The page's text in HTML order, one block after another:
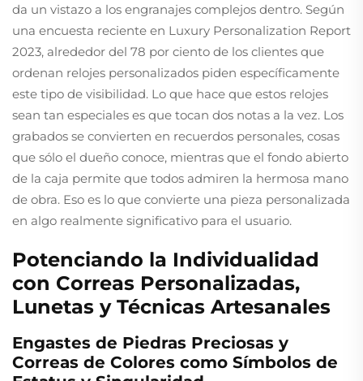
da un vistazo a los engranajes complejos dentro. Según
una encuesta reciente en Luxury Personalization Report
2023, alrededor del 78 por ciento de los clientes que
ordenan relojes personalizados piden específicamente
este tipo de visibilidad. Lo que hace que estos relojes
sean tan especiales es que tocan dos notas a la vez. Los
grabados se convierten en recuerdos personales, cosas
que sólo el dueño conoce, mientras que el fondo abierto
de la caja permite que todos admiren la hermosa mano
de obra. Eso es lo que convierte una pieza personalizada
en algo realmente significativo para el usuario.
Potenciando la Individualidad
con Correas Personalizadas,
Lunetas y Técnicas Artesanales
Engastes de Piedras Preciosas y
Correas de Colores como Símbolos de